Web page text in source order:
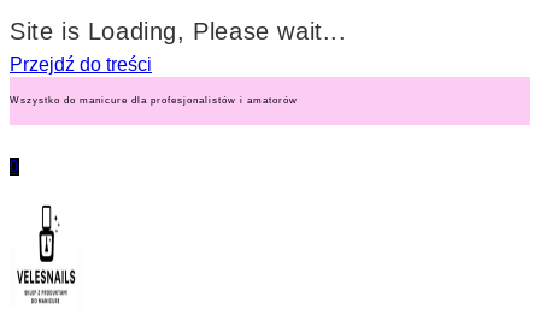
Site is Loading, Please wait...
Przejdź do treści
Wszystko do manicure dla profesjonalistów i amatorów
0